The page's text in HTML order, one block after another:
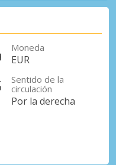
Moneda
EUR
Sentido de la
circulación
Por la derecha
de nuestros
eLink